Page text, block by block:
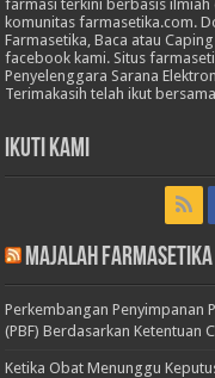
farmasi terkini berbasis
komunitas farmasetika.com.
Farmasetika, Baca atau
facebook kami. Situs
Penyelenggara Sarana
Terimakasih telah ikut
Ikuti Kami
Majalah Farmasetika
Perkembangan Penyimpanan
(PBF) Berdasarkan Ketentuan
Ketika Obat Menunggu